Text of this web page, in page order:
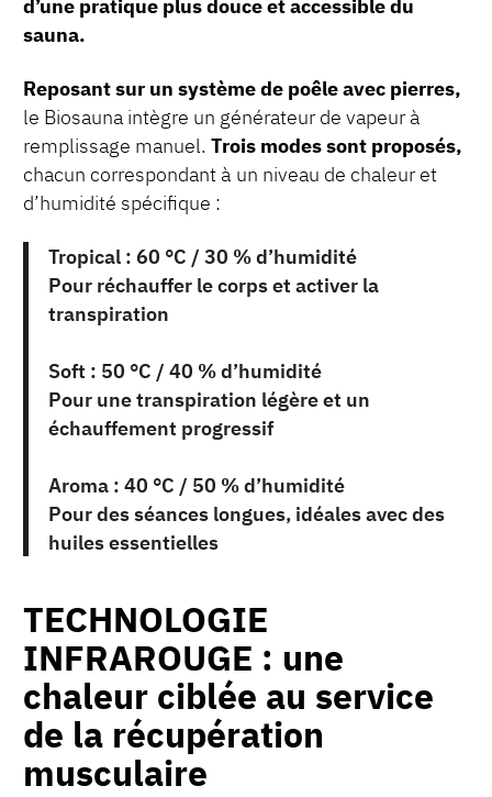
sauna.
Reposant sur un système de poêle avec pierres,
le Biosauna intègre un générateur de vapeur à
remplissage manuel. Trois modes sont proposés,
chacun correspondant à un niveau de chaleur et
d’humidité spécifique :
Tropical : 60 °C / 30 % d’humidité
Pour réchauffer le corps et activer la
transpiration
Soft : 50 °C / 40 % d’humidité
Pour une transpiration légère et un
échauffement progressif
Aroma : 40 °C / 50 % d’humidité
Pour des séances longues, idéales avec des
huiles essentielles
TECHNOLOGIE
INFRAROUGE : une
chaleur ciblée au service
de la récupération
musculaire